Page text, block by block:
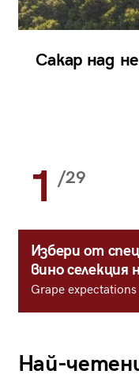
Сакар над
1 /29
Избери от
вино селекция
Grape
Най-